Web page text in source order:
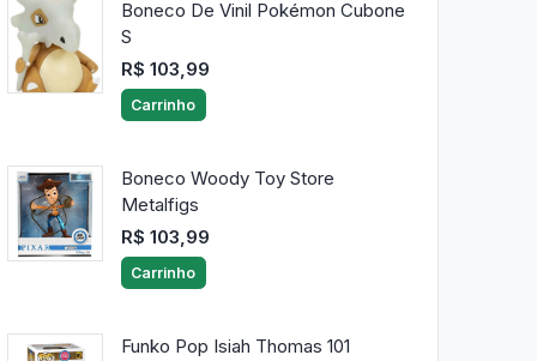
Boneco De Vinil Pokémon Cubone
S
R$ 103,99
Carrinho
Boneco Woody Toy Store
Metalfigs
R$ 103,99
Carrinho
Funko Pop Isiah Thomas 101